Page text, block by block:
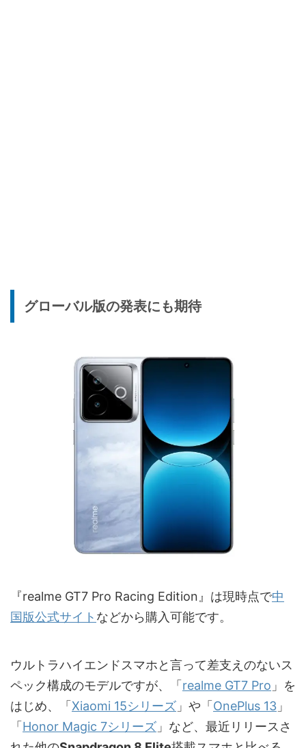
グローバル版の発表にも期待
『realme GT7 Pro Racing Edition』は現時点で中
国版公式サイト などから購入可能です。
ウルトラハイエンドスマホと言って差支えのないス
ペック構成のモデルですが、「 realme GT7 Pro 」を
はじめ、「 Xiaomi 15シリーズ 」や「 OnePlus 13 」
「 Honor Magic 7シリーズ 」など、最近リリースさ